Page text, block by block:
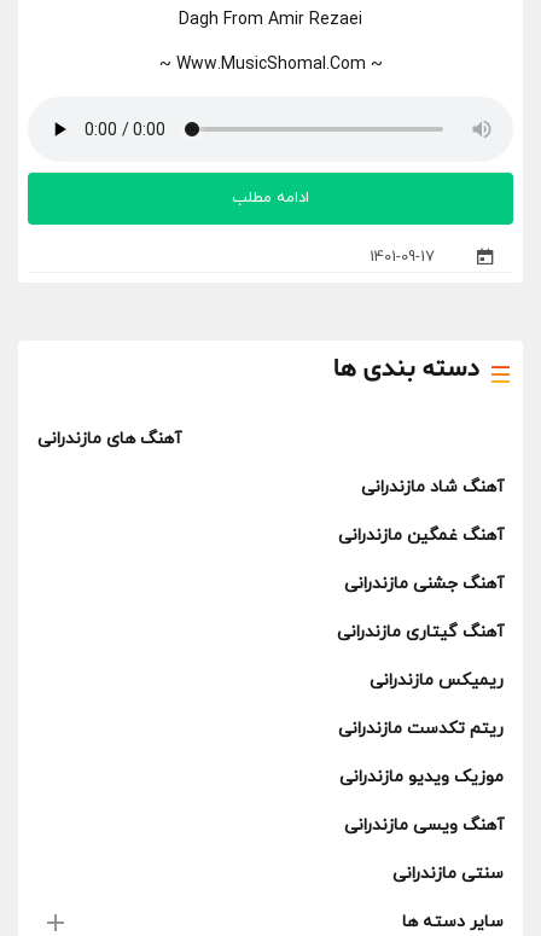
دسته بندی ها
آهنگ های مازندرانی
آهنگ شاد مازندرانی
آهنگ غمگین مازندرانی
آهنگ جشنی مازندرانی
آهنگ گیتاری مازندرانی
ریمیکس مازندرانی
ریتم تکدست مازندرانی
موزیک ویدیو مازندرانی
آهنگ ویسی مازندرانی
سنتی مازندرانی
سایر دسته ها
Dagh From Amir Rezaei
~ Www.MusicShomal.Com ~
1401-09-17
ادامه مطلب